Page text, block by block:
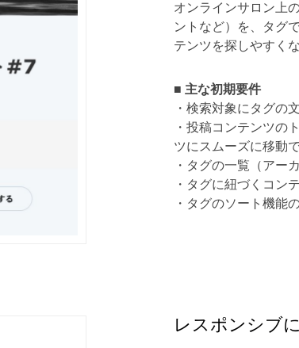
オンラインサロン上
ントなど）を、タグ
テンツを探しやすく
■ 主な初期要件
・検索対象にタグの
・投稿コンテンツの
ツにスムーズに移動
・タグの一覧（アー
・タグに紐づくコン
・タグのソート機能
レスポンシブ